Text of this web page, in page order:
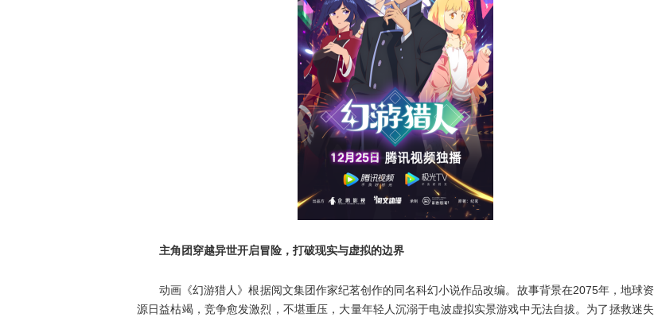
主角团穿越异世开启冒险，打破现实与虚拟的边界
动画《幻游猎人》根据阅文集团作家纪茗创作的同名科幻小说作品改编。故事背景在2075年，地球资
源日益枯竭，竞争愈发激烈，不堪重压，大量年轻人沉溺于电波虚拟实景游戏中无法自拔。为了拯救迷失